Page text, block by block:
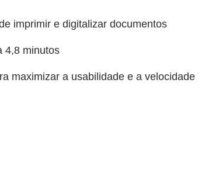
imprimir e digitalizar documentos
4,8 minutos
maximizar a usabilidade e a velocidade